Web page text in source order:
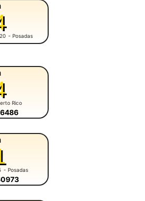
- Posadas
Rico
- Posadas